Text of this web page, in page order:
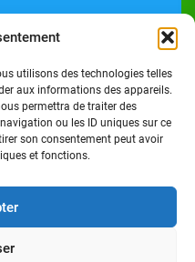
utilisons des technologies telles
aux informations des appareils.
permettra de traiter des
ou les ID uniques sur ce
son consentement peut avoir
et fonctions.
Football
Technologie
DiversScience
Lifestyle
Opinions
Services
G I Tous droits